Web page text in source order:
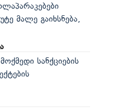
მალე გაიხსნება,
სანქციების